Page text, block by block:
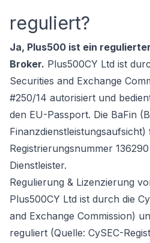
reguliert?
Ja, Plus500 ist ein
Broker. Plus500CY Ltd ist
Securities and Exchange
#250/14 autorisiert und
den EU-Passport. Die BaFin
Registrierungsnummer
Dienstleister.
Regulierung & Lizenzierung
Plus500CY Ltd ist durch die
and Exchange Commission)
reguliert (Quelle: CySEC-